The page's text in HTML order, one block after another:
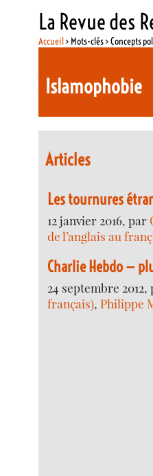
La Revue des
Accueil> Mots-clés > Concepts
Islamophobie
Articles
Les tournures
12 janvier 2016, par
de l’anglais au
Charlie Hebdo —
24 septembre
français), Philippe